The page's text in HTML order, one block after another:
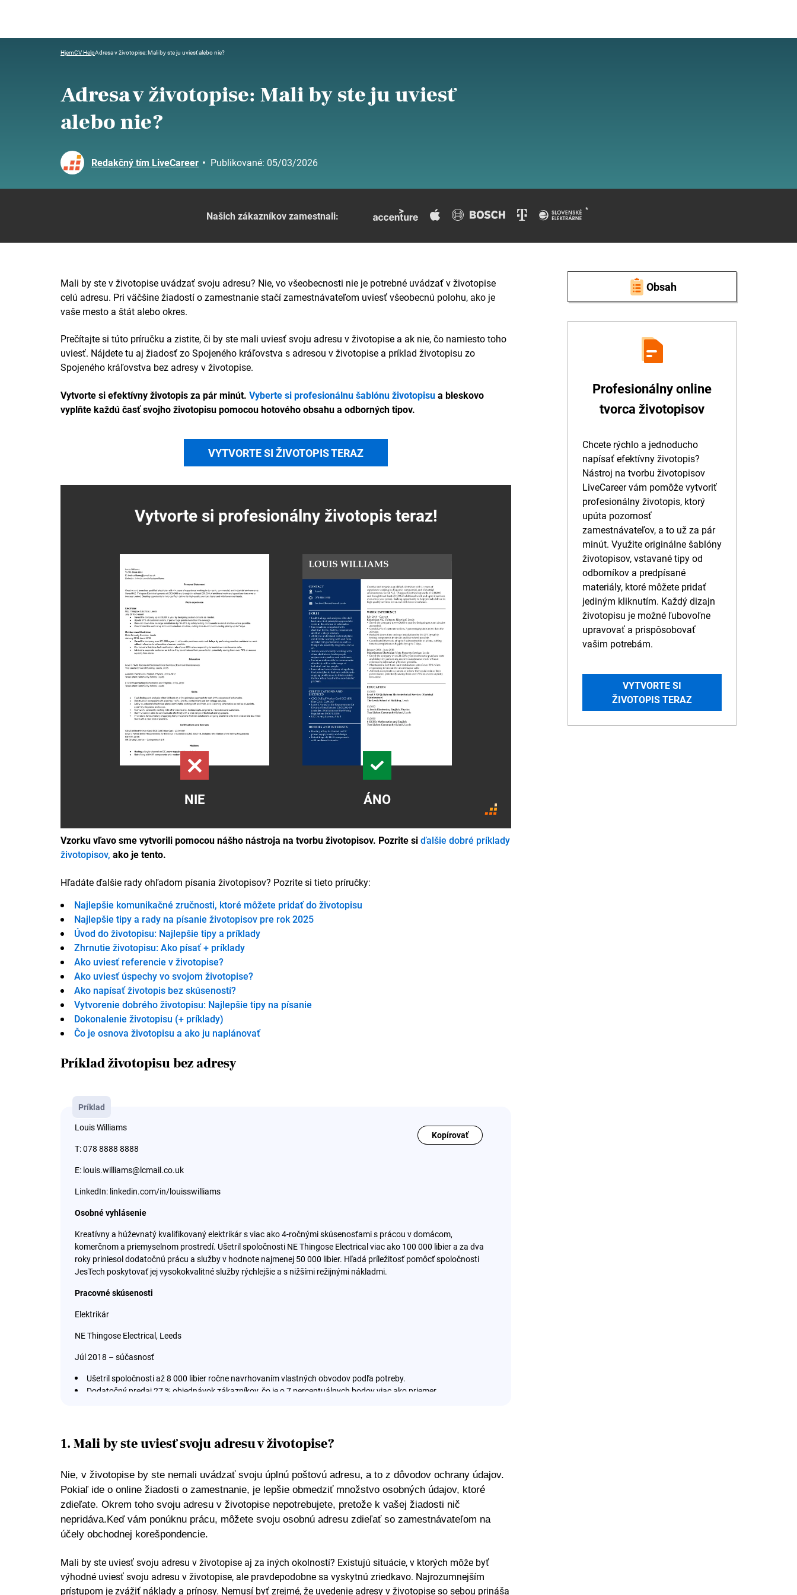
HjemCV HelpAdresa v životopise: Mali by ste ju uviesť alebo nie?
Adresa v životopise: Mali by ste ju uviesť
alebo nie?
Redakčný tím LiveCareer • Publikované: 05/03/2026
Našich zákazníkov zamestnali:
Obsah
Profesionálny online
tvorca životopisov
Chcete rýchlo a jednoducho
napísať efektívny životopis?
Nástroj na tvorbu životopisov
LiveCareer vám pomôže vytvoriť
profesionálny životopis, ktorý
upúta pozornosť
zamestnávateľov, a to už za pár
minút. Využite originálne šablóny
životopisov, vstavané tipy od
odborníkov a predpísané
materiály, ktoré môžete pridať
jediným kliknutím. Každý dizajn
životopisu je možné ľubovoľne
upravovať a prispôsobovať
vašim potrebám.
VYTVORTE SI
ŽIVOTOPIS TERAZ
Mali by ste v životopise uvádzať svoju adresu? Nie, vo všeobecnosti nie je potrebné uvádzať v životopise
celú adresu. Pri väčšine žiadostí o zamestnanie stačí zamestnávateľom uviesť všeobecnú polohu, ako je
vaše mesto a štát alebo okres.
Prečítajte si túto príručku a zistite, či by ste mali uviesť svoju adresu v životopise a ak nie, čo namiesto toho
uviesť. Nájdete tu aj žiadosť zo Spojeného kráľovstva s adresou v životopise a príklad životopisu zo
Spojeného kráľovstva bez adresy v životopise.
Vytvorte si efektívny životopis za pár minút. Vyberte si profesionálnu šablónu životopisua bleskovo
vyplňte každú časť svojho životopisu pomocou hotového obsahu a odborných tipov.
VYTVORTE SI ŽIVOTOPIS TERAZ
Vytvorte si profesionálny životopisteraz!
NIE ÁNO
Vzorku vľavo sme vytvorili pomocou nášho nástroja na tvorbu životopisov. Pozrite siďalšie dobré príklady
životopisov, ako je tento.
Hľadáte ďalšie rady ohľadom písania životopisov? Pozrite si tieto príručky:
Najlepšie komunikačné zručnosti, ktoré môžete pridať do životopisu
Najlepšie tipy a rady na písanie životopisov pre rok 2025
Úvod do životopisu: Najlepšie tipy a príklady
Zhrnutie životopisu: Ako písať + príklady
Ako uviesť referencie v životopise?
Ako uviesť úspechy vo svojom životopise?
Ako napísať životopis bez skúseností?
Vytvorenie dobrého životopisu: Najlepšie tipy na písanie
Dokonalenie životopisu (+ príklady)
Čo je osnova životopisu a ako ju naplánovať
Príklad životopisu bez adresy
Príklad
Kopírovať
Louis Williams
T: 078 8888 8888
E: louis.williams@lcmail.co.uk
LinkedIn: linkedin.com/in/louisswilliams
Osobné vyhlásenie
Kreatívny a húževnatý kvalifikovaný elektrikár s viac ako 4-ročnými skúsenosťami s prácou v domácom,
komerčnom a priemyselnom prostredí. Ušetril spoločnosti NE Thingose Electrical viac ako 100 000 libier a za dva
roky priniesol dodatočnú prácu a služby v hodnote najmenej 50 000 libier. Hľadá príležitosť pomôcť spoločnosti
JesTech poskytovať jej vysokokvalitné služby rýchlejšie a s nižšími režijnými nákladmi.
Pracovné skúsenosti
Elektrikár
NE Thingose Electrical, Leeds
Júl 2018 – súčasnosť
Ušetril spoločnosti až 8 000 libier ročne navrhovaním vlastných obvodov podľa potreby.
Dodatočný predaj 27 % objednávok zákazníkov, čo je o 7 percentuálnych bodov viac ako priemer.
7 dní.
Mote Property Services, Leeds
január 2016 – jún 2018
Ušetrili sme spoločnosti viac ako 11 000 libier ročne na nákladoch na obstaranie schém a oneskoreniach
vykonávaním reaktívnych údržbárskych prác bez použitia schém, kedykoľvek to bolo možné.
Poradil som firemnému zákazníkovi, ako by mohol znížiť svoj účinník, čo by mu potenciálne umožnilo ušetriť
viac ako 70 % len na poplatkoch za nadmernú kapacitu.
1. Mali by ste uviesť svoju adresu v životopise?
Nie, v životopise by ste nemali uvádzať svoju úplnú poštovú adresu, a to z dôvodov ochrany údajov.
Pokiaľ ide o online žiadosti o zamestnanie, je lepšie obmedziť množstvo osobných údajov, ktoré
zdieľate. Okrem toho svoju adresu v životopise nepotrebujete, pretože k vašej žiadosti nič
nepridáva.Keď vám ponúknu prácu, môžete svoju osobnú adresu zdieľať so zamestnávateľom na
účely obchodnej korešpondencie.
Mali by ste uviesť svoju adresu v životopise aj za iných okolností? Existujú situácie, v ktorých môže byť
výhodné uviesť svoju adresu v životopise, ale pravdepodobne sa vyskytnú zriedkavo. Najrozumnejším
prístupom je zvážiť náklady a prínosy. Nemusí byť zrejmé, že uvedenie adresy v životopise so sebou prináša